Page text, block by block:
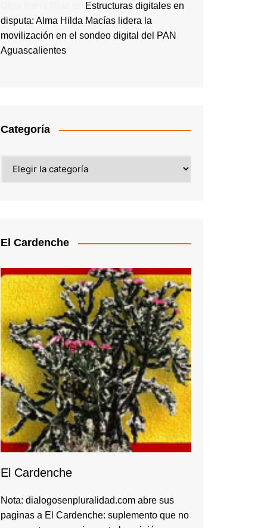
Estructuras digitales en
disputa: Alma Hilda Macías lidera la
movilización en el sondeo digital del PAN
Aguascalientes
Categoría
El Cardenche
El Cardenche
Nota: dialogosenpluralidad.com abre sus
paginas a El Cardenche: suplemento que no